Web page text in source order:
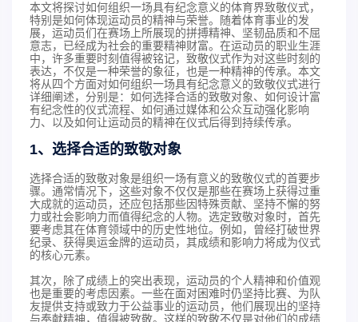
本文将探讨如何组织一场具有纪念意义的体育界致敬仪式，
特别是如何体现运动员的精神与荣誉。随着体育事业的发
展，运动员们在赛场上所展现的拼搏精神、坚韧品质和不屈
意志，已经成为社会的重要精神财富。在运动员的职业生涯
中，许多重要时刻值得被铭记，致敬仪式作为对这些时刻的
表达，不仅是一种荣誉的象征，也是一种精神的传承。本文
将从四个方面对如何组织一场具有纪念意义的致敬仪式进行
详细阐述，分别是：如何选择合适的致敬对象、如何设计富
有纪念性的仪式流程、如何通过媒体和公众互动强化影响
力、以及如何让运动员的精神在仪式后得到持续传承。
1、选择合适的致敬对象
选择合适的致敬对象是组织一场有意义的致敬仪式的首要步
骤。通常情况下，这些对象不仅仅是那些在赛场上获得过重
大成就的运动员，还应包括那些因特殊贡献、坚持不懈的努
力或社会影响力而值得纪念的人物。选定致敬对象时，首先
要考虑其在体育领域中的历史性地位。例如，曾经打破世界
纪录、获得奥运金牌的运动员，其成绩和影响力将成为仪式
的核心元素。
其次，除了成绩上的突出表现，运动员的个人精神和价值观
也是重要的考虑因素。一些在面对困难时仍坚持比赛、为队
友提供支持或致力于公益事业的运动员，他们展现出的坚持
与奉献精神，值得被致敬。这样的致敬不仅是对他们的成绩